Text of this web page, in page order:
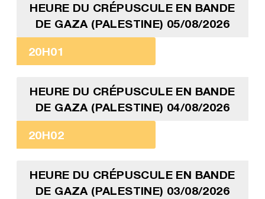
HEURE DU CRÉPUSCULE EN BANDE
DE GAZA (PALESTINE) 05/08/2026
20H01
HEURE DU CRÉPUSCULE EN BANDE
DE GAZA (PALESTINE) 04/08/2026
20H02
HEURE DU CRÉPUSCULE EN BANDE
DE GAZA (PALESTINE) 03/08/2026